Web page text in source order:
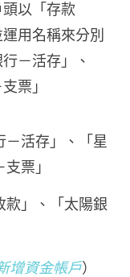
以「存款
用名稱來分別
－活存」、
票」
－活存」、「星
票」
款」、「太陽銀
增資金帳戶）